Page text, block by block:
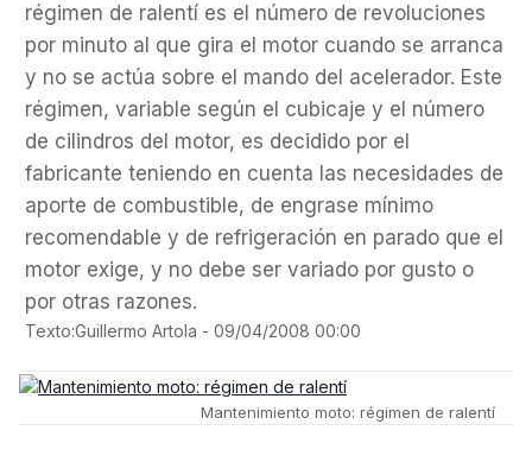
régimen de ralentí es el número de revoluciones
por minuto al que gira el motor cuando se arranca
y no se actúa sobre el mando del acelerador. Este
régimen, variable según el cubicaje y el número
de cilindros del motor, es decidido por el
fabricante teniendo en cuenta las necesidades de
aporte de combustible, de engrase mínimo
recomendable y de refrigeración en parado que el
motor exige, y no debe ser variado por gusto o
por otras razones.
Texto:Guillermo Artola - 09/04/2008 00:00
Mantenimiento moto: régimen de ralentí